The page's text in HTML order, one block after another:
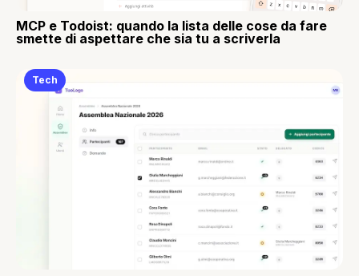
MCP e Todoist: quando la lista delle cose da fare
smette di aspettare che sia tu a scriverla
Tech